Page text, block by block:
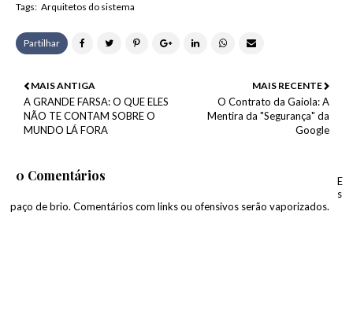
Tags: Arquitetos do sistema
Partilhar
MAIS RECENTE
O Contrato da Gaiola: A
Mentira da "Segurança" da
Google
MAIS ANTIGA
A GRANDE FARSA: O QUE ELES
NÃO TE CONTAM SOBRE O
MUNDO LÁ FORA
0 Comentários
E
s
paço de brio. Comentários com links ou ofensivos serão vaporizados.